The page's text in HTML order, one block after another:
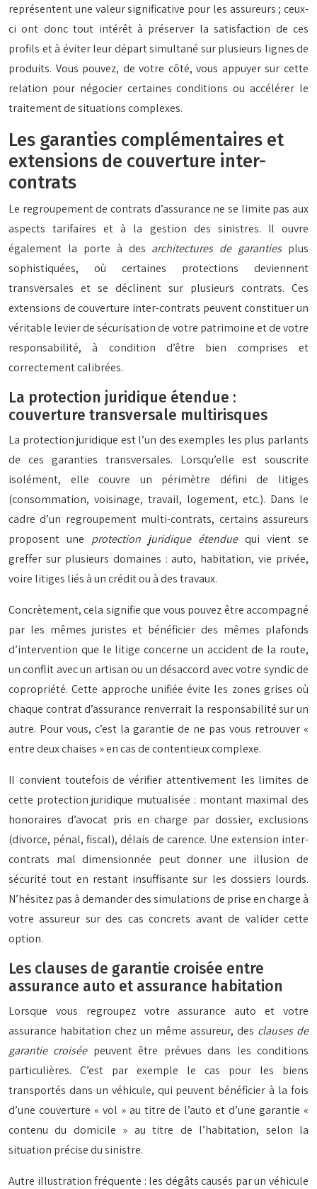
représentent une valeur significative pour les assureurs ; ceux-
ci ont donc tout intérêt à préserver la satisfaction de ces
profils et à éviter leur départ simultané sur plusieurs lignes de
produits. Vous pouvez, de votre côté, vous appuyer sur cette
relation pour négocier certaines conditions ou accélérer le
traitement de situations complexes.
Les garanties complémentaires et
extensions de couverture inter-
contrats
Le regroupement de contrats d’assurance ne se limite pas aux
aspects tarifaires et à la gestion des sinistres. Il ouvre
également la porte à des architectures de garantiesplus
sophistiquées, où certaines protections deviennent
transversales et se déclinent sur plusieurs contrats. Ces
extensions de couverture inter-contrats peuvent constituer un
véritable levier de sécurisation de votre patrimoine et de votre
responsabilité, à condition d’être bien comprises et
correctement calibrées.
La protection juridique étendue :
couverture transversale multirisques
La protection juridique est l’un des exemples les plus parlants
de ces garanties transversales. Lorsqu’elle est souscrite
isolément, elle couvre un périmètre défini de litiges
(consommation, voisinage, travail, logement, etc.). Dans le
cadre d’un regroupement multi-contrats, certains assureurs
proposent une protection juridique étenduequi vient se
greffer sur plusieurs domaines : auto, habitation, vie privée,
voire litiges liés à un crédit ou à des travaux.
Concrètement, cela signifie que vous pouvez être accompagné
par les mêmes juristes et bénéficier des mêmes plafonds
d’intervention que le litige concerne un accident de la route,
un conflit avec un artisan ou un désaccord avec votre syndic de
copropriété. Cette approche unifiée évite les zones grises où
chaque contrat d’assurance renverrait la responsabilité sur un
autre. Pour vous, c’est la garantie de ne pas vous retrouver «
entre deux chaises » en cas de contentieux complexe.
Il convient toutefois de vérifier attentivement les limites de
cette protection juridique mutualisée : montant maximal des
honoraires d’avocat pris en charge par dossier, exclusions
(divorce, pénal, fiscal), délais de carence. Une extension inter-
contrats mal dimensionnée peut donner une illusion de
sécurité tout en restant insuffisante sur les dossiers lourds.
N’hésitez pas à demander des simulations de prise en charge à
votre assureur sur des cas concrets avant de valider cette
option.
Les clauses de garantie croisée entre
assurance auto et assurance habitation
Lorsque vous regroupez votre assurance auto et votre
assurance habitation chez un même assureur, des clauses de
garantie croiséepeuvent être prévues dans les conditions
particulières. C’est par exemple le cas pour les biens
transportés dans un véhicule, qui peuvent bénéficier à la fois
d’une couverture « vol » au titre de l’auto et d’une garantie «
contenu du domicile » au titre de l’habitation, selon la
situation précise du sinistre.
Autre illustration fréquente : les dégâts causés par un véhicule